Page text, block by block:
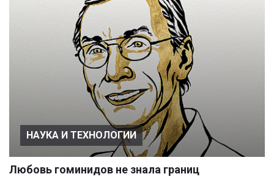
НАУКА И ТЕХНОЛОГИИ
Любовь гоминидов не знала границ